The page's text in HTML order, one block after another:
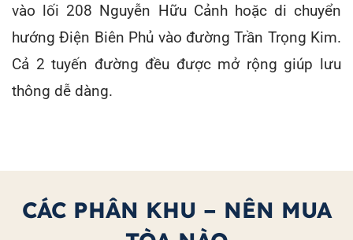
vào lối 208 Nguyễn Hữu Cảnh hoặc di chuyển
hướng Điện Biên Phủ vào đường Trần Trọng Kim.
Cả 2 tuyến đường đều được mở rộng giúp lưu
thông dễ dàng.
CÁC PHÂN KHU – NÊN MUA